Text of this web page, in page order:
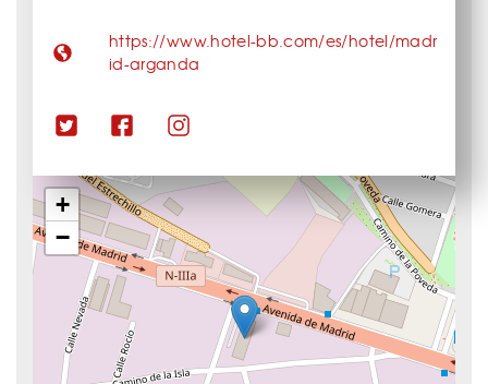
+
−
https://www.hotel-bb.com/es/hotel/madr
id-arganda